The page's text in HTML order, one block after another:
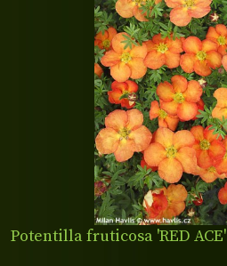
Potentilla fruticosa 'RED ACE'